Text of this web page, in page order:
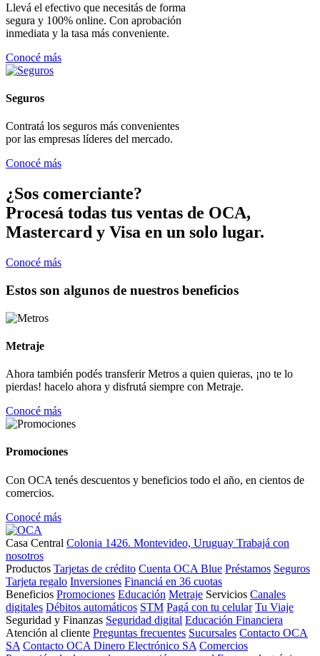
Llevá el efectivo que necesitás de forma
segura y 100% online. Con aprobación
inmediata y la tasa más conveniente.
Conocé más
Seguros
Contratá los seguros más convenientes
por las empresas líderes del mercado.
Conocé más
¿Sos comerciante?
Procesá todas tus ventas de OCA,
Mastercard y Visa en un solo lugar.
Conocé más
Estos son algunos de nuestros beneficios
Metraje
Ahora también podés transferir Metros a quien quieras, ¡no te lo
pierdas! hacelo ahora y disfrutá siempre con Metraje.
Conocé más
Promociones
Con OCA tenés descuentos y beneficios todo el año, en cientos de
comercios.
Conocé más
Casa Central Colonia 1426. Montevideo, Uruguay Trabajá con
nosotros
Productos Tarjetas de crédito Cuenta OCA Blue Préstamos Seguros
Tarjeta regalo Inversiones Financiá en 36 cuotas
Beneficios Promociones Educación Metraje Servicios Canales
digitales Débitos automáticos STM Pagá con tu celular Tu Viaje
Seguridad y Finanzas Seguridad digital Educación Financiera
Atención al cliente Preguntas frecuentes Sucursales Contacto OCA
SA Contacto OCA Dinero Electrónico SA Comercios